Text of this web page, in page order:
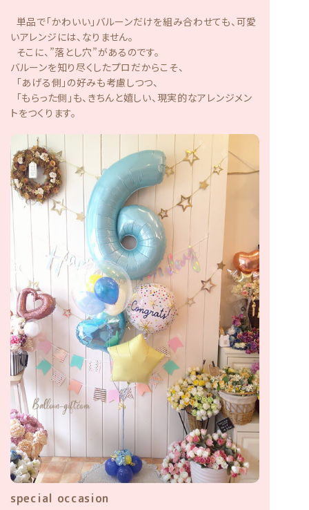
単品で「かわいい」バルーンだけを組み合わせても、可愛
いアレンジには、なりません。
そこに、”落とし穴”があるのです。
バルーンを知り尽くしたプロだからこそ、
「あげる側」の好みも考慮しつつ、
「もらった側」も、きちんと嬉しい、現実的なアレンジメン
トをつくります。
special occasion